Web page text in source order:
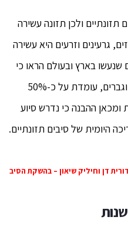
תזונתיים ולכן תזונה עשירה
גרעינים וזרעים היא עשירה
שנעשו בארץ ובעולם הראו כי
צריכת הסיבים היומית בקרב נשים וגברים, עומדת על כ-50%
ההבנה כי נדרש סיוע
היומית של סיבים תזונתיים.
דן וחיליק שיאון – בהשקת הסיב